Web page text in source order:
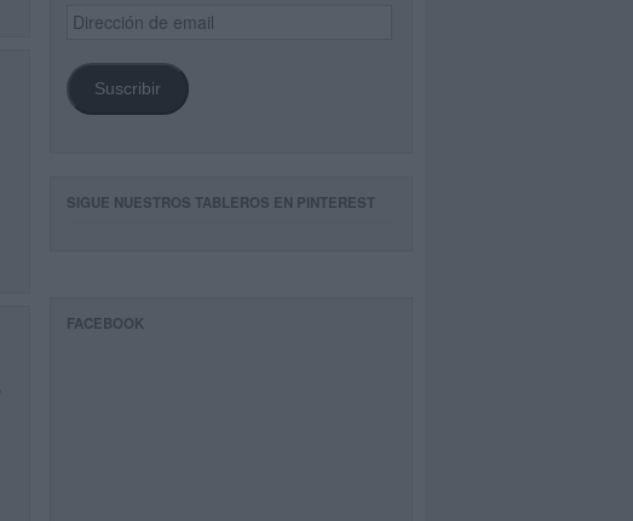
Dirección
de
Suscribir
SIGUE NUESTROS TABLEROS EN PINTEREST
FACEBOOK